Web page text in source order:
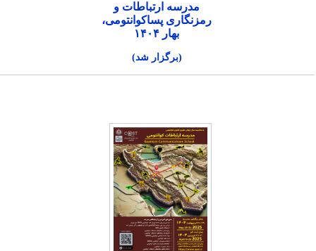
مدرسه ارتباطات و
رمزنگاری پساکوانتومی،
بهار ۱۴۰۴
(برگزار شد)